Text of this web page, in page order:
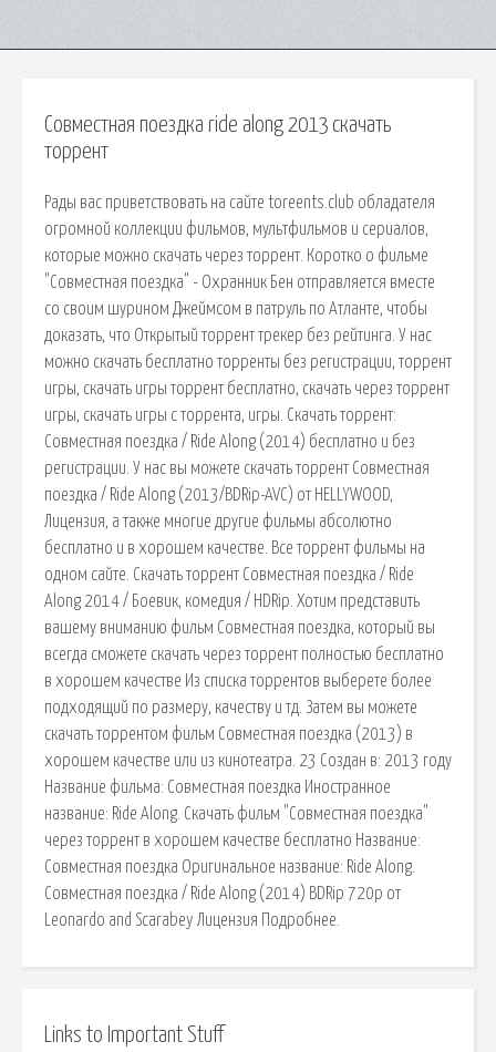
Совместная поездка ride along 2013 скачать
торрент
Рады вас приветствовать на сайте toreents.club обладателя
огромной коллекции фильмов, мультфильмов и сериалов,
которые можно скачать через торрент. Коротко о фильме
"Совместная поездка" - Охранник Бен отправляется вместе
со своим шурином Джеймсом в патруль по Атланте, чтобы
доказать, что Открытый торрент трекер без рейтинга. У нас
можно скачать бесплатно торренты без регистрации, торрент
игры, скачать игры торрент бесплатно, скачать через торрент
игры, скачать игры с торрента, игры. Скачать торрент:
Совместная поездка / Ride Along (2014) бесплатно и без
регистрации. У нас вы можете скачать торрент Совместная
поездка / Ride Along (2013/BDRip-AVC) от HELLYWOOD,
Лицензия, а также многие другие фильмы абсолютно
бесплатно и в хорошем качестве. Все торрент фильмы на
одном сайте. Скачать торрент Совместная поездка / Ride
Along 2014 / Боевик, комедия / HDRip. Хотим представить
вашему вниманию фильм Совместная поездка, который вы
всегда сможете скачать через торрент полностью бесплатно
в хорошем качестве Из списка торрентов выберете более
подходящий по размеру, качеству и тд. Затем вы можете
скачать торрентом фильм Совместная поездка (2013) в
хорошем качестве или из кинотеатра. 23 Создан в: 2013 году
Название фильма: Совместная поездка Иностранное
название: Ride Along. Скачать фильм "Совместная поездка"
через торрент в хорошем качестве бесплатно Название:
Совместная поездка Оригинальное название: Ride Along.
Совместная поездка / Ride Along (2014) BDRip 720p от
Leonardo and Scarabey Лицензия Подробнее.
Links to Important Stuff